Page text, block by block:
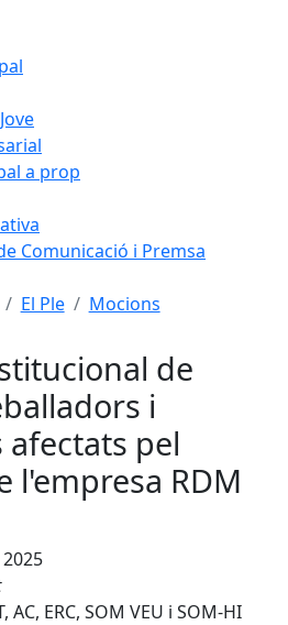
a prop
Comunicació i Premsa
El Ple Mocions
de
i
pel
l'empresa RDM
AC, ERC, SOM VEU i SOM-HI